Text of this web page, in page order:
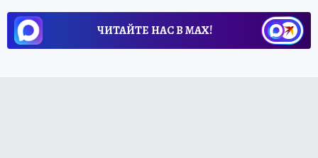
ЧИТАЙТЕ НАС В МАХ!